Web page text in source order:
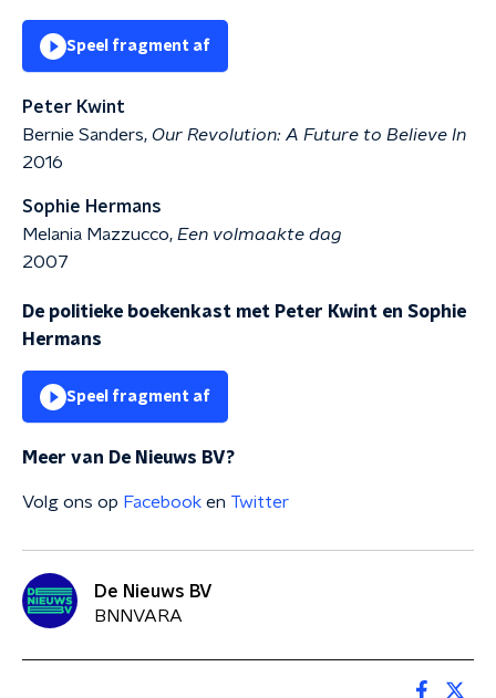
Speel fragment af
Peter Kwint
Bernie Sanders, Our Revolution: A Future to Believe In
2016
Sophie Hermans
Melania Mazzucco, Een volmaakte dag
2007
De politieke boekenkast met Peter Kwint en Sophie
Hermans
Speel fragment af
Meer van De Nieuws BV?
Volg ons op Facebook en Twitter
De Nieuws BV
BNNVARA